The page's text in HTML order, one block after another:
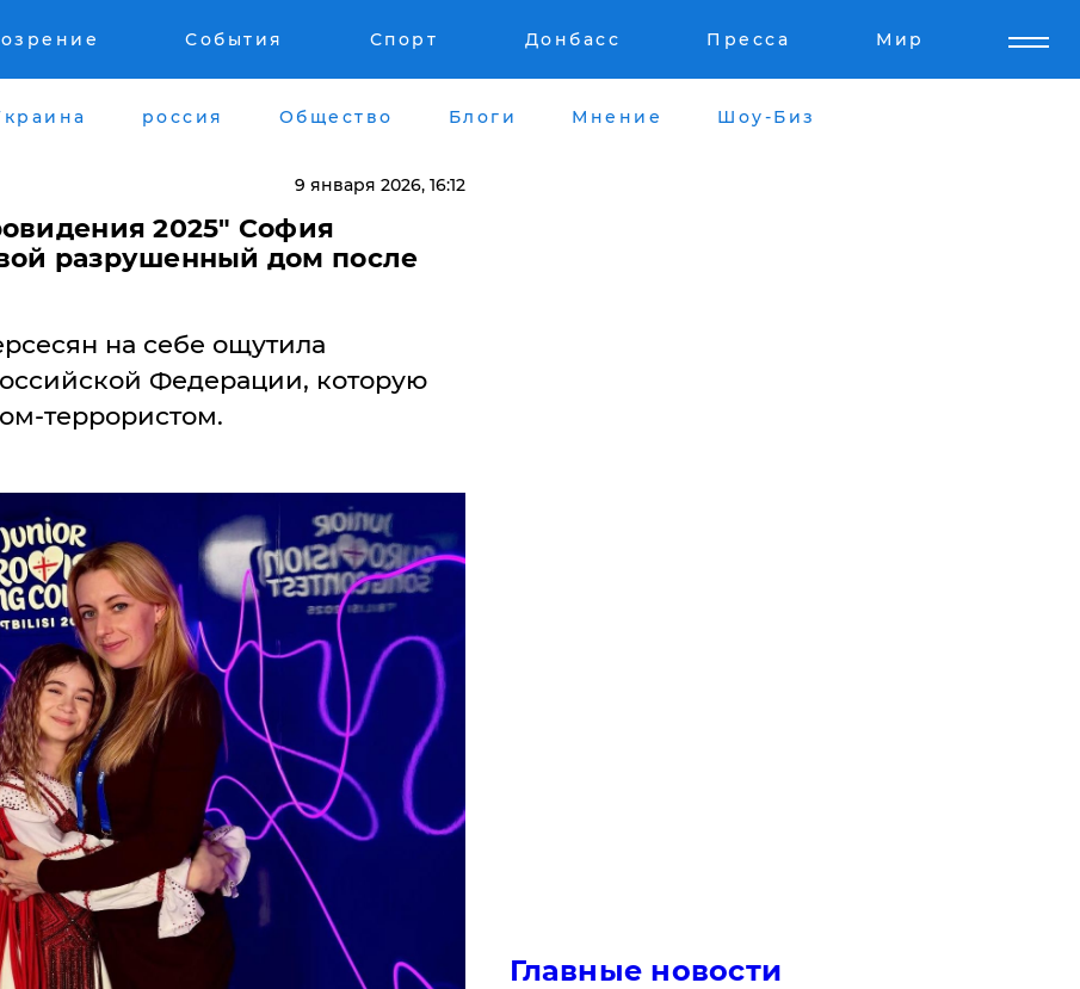
События Спорт Донбасс Пресса Мир
россия Общество Блоги Мнение Шоу-Биз
9 января 2026, 16:12
2025" София
разрушенный дом после
на себе ощутила
Федерации, которую
террористом.
Главные новости